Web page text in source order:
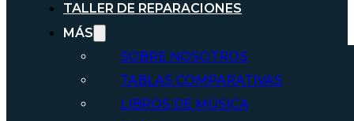
TALLER DE REPARACIONES
MÁS
SOBRE NOSOTROS
TABLAS COMPARATIVAS
LIBROS DE MÚSICA